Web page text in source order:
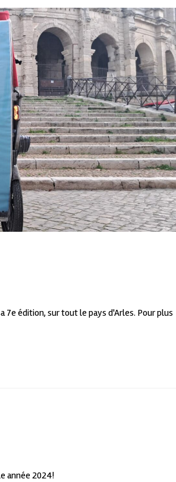
7e édition, sur tout le pays d'Arles. Pour plus
année 2024!